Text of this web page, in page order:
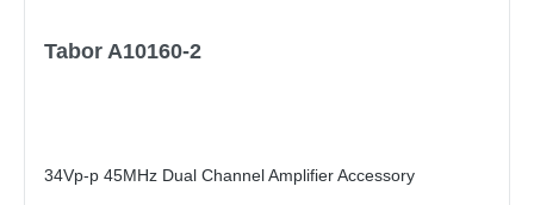
Tabor A10160-2
34Vp-p 45MHz Dual Channel Amplifier Accessory